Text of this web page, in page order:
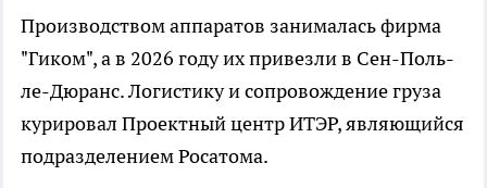
Производством аппаратов занималась фирма
"Гиком", а в 2026 году их привезли в Сен-Поль-
ле-Дюранс. Логистику и сопровождение груза
курировал Проектный центр ИТЭР, являющийся
подразделением Росатома.